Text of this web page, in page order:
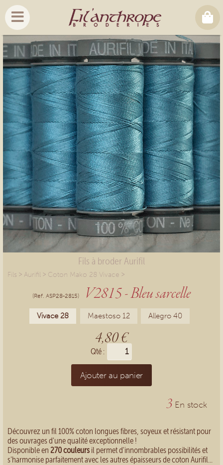
Fils à broder Aurifil
Fils > Aurifil > Coton Mako 28 Vivace >
(Ref. ASP28-2815) V2815 - Bleu sarcelle
Vivace 28 Maestoso 12 Allegro 40
Découvrez un fil 100% coton longues fibres, soyeux et résistant pour
des ouvrages d'une qualité exceptionnelle !
Disponible en 270 couleursil permet d'innombrables possibilités et
s'harmonise parfaitement avec les autres épaisseurs de coton Aurifil...
4,80 €
Qté :
Ajouter au panier
3 En stock